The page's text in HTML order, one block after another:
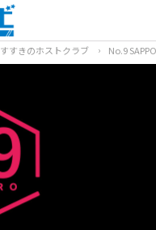
すすきのホストクラブ No.9